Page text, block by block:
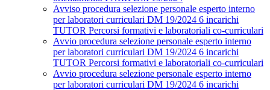
Avviso procedura selezione personale esperto interno
per laboratori curriculari DM 19/2024 6 incarichi
TUTOR Percorsi formativi e laboratoriali co-curriculari
Avvio procedura selezione personale esperto interno
per laboratori curriculari DM 19/2024 6 incarichi
TUTOR Percorsi formativi e laboratoriali co-curriculari
Avvio procedura selezione personale esperto interno
per laboratori curriculari DM 19/2024 6 incarichi